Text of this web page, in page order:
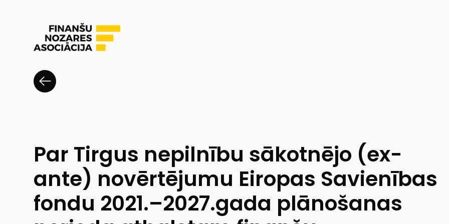
Par Tirgus nepilnību sākotnējo (ex-
ante) novērtējumu Eiropas Savienības
fondu 2021.–2027.gada plānošanas